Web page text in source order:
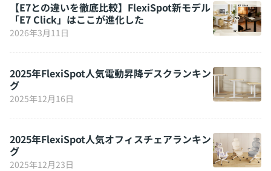
【E7との違いを徹底比較】FlexiSpot新モデル
「E7 Click」はここが進化した
2026年3月11日
2025年FlexiSpot人気電動昇降デスクランキン
グ
2025年12月16日
2025年FlexiSpot人気オフィスチェアランキン
グ
2025年12月23日